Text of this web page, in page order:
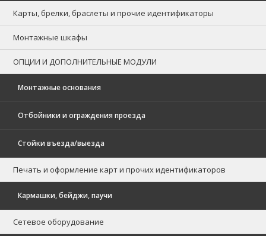
Карты, брелки, браслеты и прочие идентификаторы
Монтажные шкафы
ОПЦИИ И ДОПОЛНИТЕЛЬНЫЕ МОДУЛИ
Монтажные основания
Отбойники и ограждения проезда
Стойки въезда/выезда
Печать и оформление карт и прочих идентификаторов
Кармашки, бейджи, паучи
Сетевое оборудование